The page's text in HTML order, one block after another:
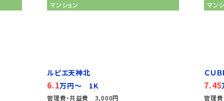
マンション
ルピエ天神北
6.1万円～ 1K
管理費・共益費 3,000円
マン
ＣＵ
7.45
管理